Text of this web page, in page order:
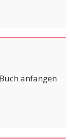
anfangen